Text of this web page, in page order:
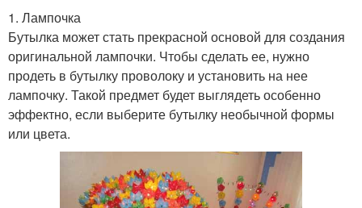
1. Лампочка
Бутылка может стать прекрасной основой для создания
оригинальной лампочки. Чтобы сделать ее, нужно
продеть в бутылку проволоку и установить на нее
лампочку. Такой предмет будет выглядеть особенно
эффектно, если выберите бутылку необычной формы
или цвета.